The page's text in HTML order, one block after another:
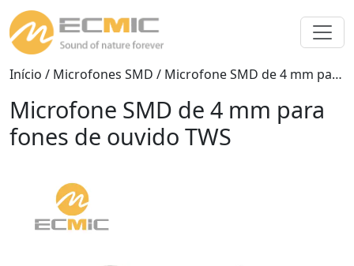
Início / Microfones SMD / Microfone SMD de 4 mm para fones de ouvido TWS
Microfone SMD de 4 mm para
fones de ouvido TWS